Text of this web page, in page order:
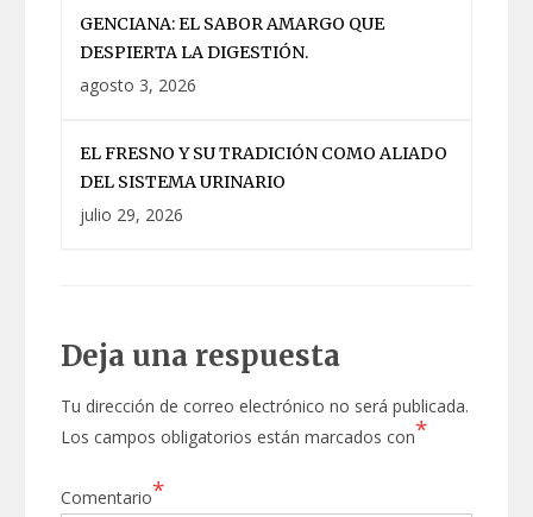
GENCIANA: EL SABOR AMARGO QUE
DESPIERTA LA DIGESTIÓN.
agosto 3, 2026
EL FRESNO Y SU TRADICIÓN COMO ALIADO
DEL SISTEMA URINARIO
julio 29, 2026
Deja una respuesta
Tu dirección de correo electrónico no será publicada.
Los campos obligatorios están marcados con*
Comentario*